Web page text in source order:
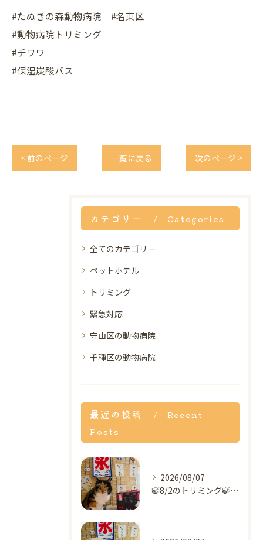
#たぬきの森動物病院 #名東区
#動物病院トリミング
#チワワ
#保湿炭酸バス
< 前のページ 一覧に戻る 次のページ >
カテゴリー Categories
全てのカテゴリー
ペットホテル
トリミング
緊急対応
守山区の動物病院
千種区の動物病院
最近の投稿
Recent
Posts
2026/08/07
🍃8/2のトリミング🍃MIX🐱｜名東区・千種区・守山区の動物...